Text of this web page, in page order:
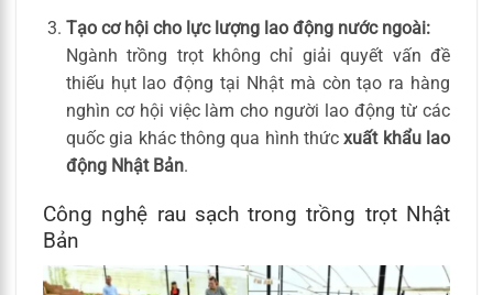
Tạo cơ hội cho lực lượng lao động nước ngoài:
Ngành trồng trọt không chỉ giải quyết vấn đề
thiếu hụt lao động tại Nhật mà còn tạo ra hàng
nghìn cơ hội việc làm cho người lao động từ các
quốc gia khác thông qua hình thứcxuất khẩu lao
động Nhật Bản.
Công nghệ rau sạch trong trồng trọt Nhật
Bản